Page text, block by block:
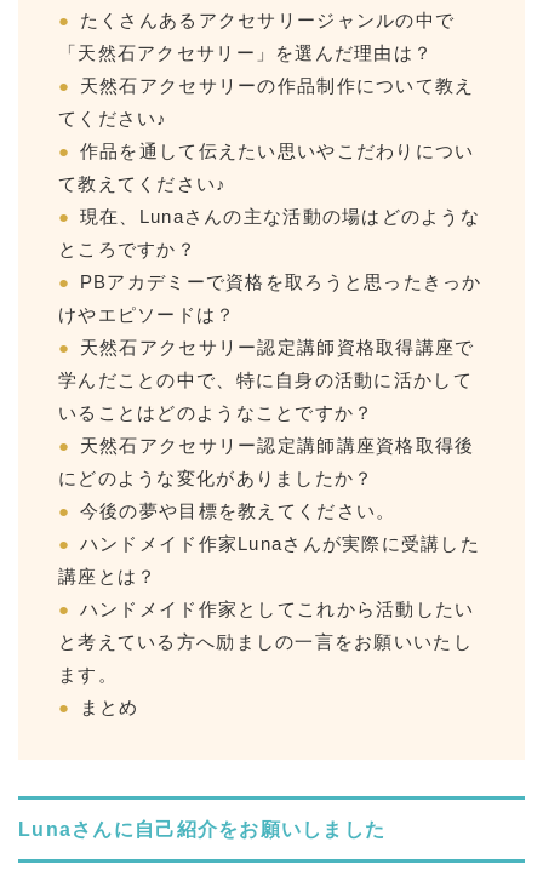
たくさんあるアクセサリージャンルの中で
「天然石アクセサリー」を選んだ理由は？
天然石アクセサリーの作品制作について教え
てください♪
作品を通して伝えたい思いやこだわりについ
て教えてください♪
現在、Lunaさんの主な活動の場はどのような
ところですか？
PBアカデミーで資格を取ろうと思ったきっか
けやエピソードは？
天然石アクセサリー認定講師資格取得講座で
学んだことの中で、特に自身の活動に活かして
いることはどのようなことですか？
天然石アクセサリー認定講師講座資格取得後
にどのような変化がありましたか？
今後の夢や目標を教えてください。
ハンドメイド作家Lunaさんが実際に受講した
講座とは？
ハンドメイド作家としてこれから活動したい
と考えている方へ励ましの一言をお願いいたし
ます。
まとめ
Lunaさんに自己紹介をお願いしました